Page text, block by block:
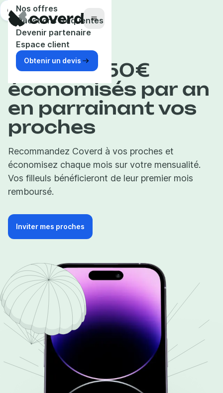
Menu
Nos offres
Questions fréquentes
Devenir partenaire
Espace client
Obtenir un devis
Jusqu’à 150€
économisés par an
en parrainant vos
proches
Recommandez Coverd à vos proches et
économisez chaque mois sur votre mensualité.
Vos filleuls bénéficieront de leur premier mois
remboursé.
Inviter mes proches
Aide
Panneau de gestion des cookies